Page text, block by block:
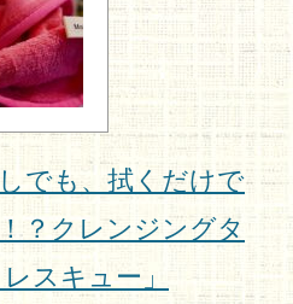
でも、拭くだけで
？クレンジングタ
スキュー」